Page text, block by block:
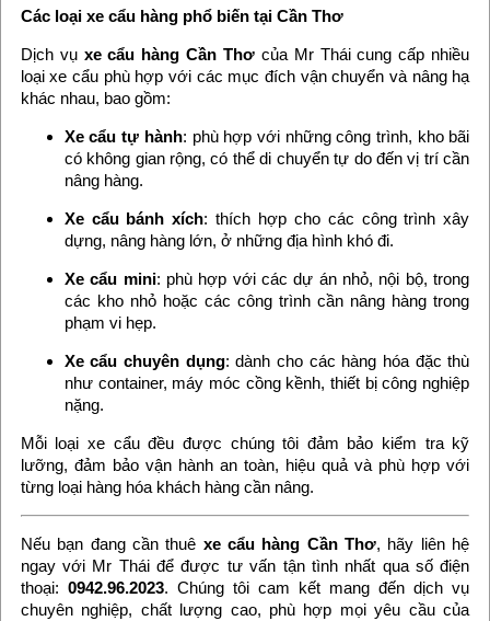
Các loại xe cẩu hàng phổ biến tại Cần Thơ
Dịch vụ xe cẩu hàng Cần Thơ của Mr Thái cung cấp nhiều
loại xe cẩu phù hợp với các mục đích vận chuyển và nâng hạ
khác nhau, bao gồm:
Xe cẩu tự hành: phù hợp với những công trình, kho bãi
có không gian rộng, có thể di chuyển tự do đến vị trí cần
nâng hàng.
Xe cẩu bánh xích: thích hợp cho các công trình xây
dựng, nâng hàng lớn, ở những địa hình khó đi.
Xe cẩu mini: phù hợp với các dự án nhỏ, nội bộ, trong
các kho nhỏ hoặc các công trình cần nâng hàng trong
phạm vi hẹp.
Xe cẩu chuyên dụng: dành cho các hàng hóa đặc thù
như container, máy móc cồng kềnh, thiết bị công nghiệp
nặng.
Mỗi loại xe cẩu đều được chúng tôi đảm bảo kiểm tra kỹ
lưỡng, đảm bảo vận hành an toàn, hiệu quả và phù hợp với
từng loại hàng hóa khách hàng cần nâng.
Nếu bạn đang cần thuê xe cẩu hàng Cần Thơ, hãy liên hệ
ngay với Mr Thái để được tư vấn tận tình nhất qua số điện
thoại: 0942.96.2023. Chúng tôi cam kết mang đến dịch vụ
chuyên nghiệp, chất lượng cao, phù hợp mọi yêu cầu của